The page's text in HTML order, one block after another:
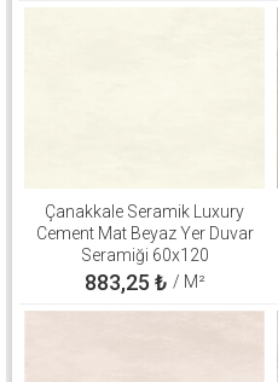
Çanakkale Seramik Luxury
Cement Mat Beyaz Yer Duvar
Seramiği 60x120
310100906264
883,25 ₺ / M²